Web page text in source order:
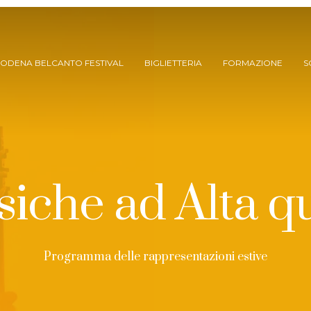
ARCHIVIO SPETTACOLI
(DAL 2023/’24)
BELCANTO FESTIVAL BIGLIETTERIA FORMAZIONE
ad Alta
Programma delle rappresentazioni estive